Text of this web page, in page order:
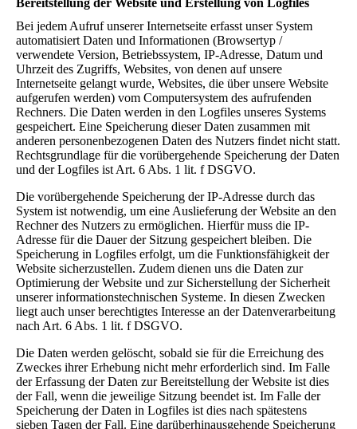
Bei jedem Aufruf unserer Internetseite erfasst unser System
automatisiert Daten und Informationen (Browsertyp /
verwendete Version, Betriebssystem, IP-Adresse, Datum und
Uhrzeit des Zugriffs, Websites, von denen auf unsere
Internetseite gelangt wurde, Websites, die über unsere Website
aufgerufen werden) vom Computersystem des aufrufenden
Rechners. Die Daten werden in den Logfiles unseres Systems
gespeichert. Eine Speicherung dieser Daten zusammen mit
anderen personenbezogenen Daten des Nutzers findet nicht statt.
Rechtsgrundlage für die vorübergehende Speicherung der Daten
und der Logfiles ist Art. 6 Abs. 1 lit. f DSGVO.
Die vorübergehende Speicherung der IP-Adresse durch das
System ist notwendig, um eine Auslieferung der Website an den
Rechner des Nutzers zu ermöglichen. Hierfür muss die IP-
Adresse für die Dauer der Sitzung gespeichert bleiben. Die
Speicherung in Logfiles erfolgt, um die Funktionsfähigkeit der
Website sicherzustellen. Zudem dienen uns die Daten zur
Optimierung der Website und zur Sicherstellung der Sicherheit
unserer informationstechnischen Systeme. In diesen Zwecken
liegt auch unser berechtigtes Interesse an der Datenverarbeitung
nach Art. 6 Abs. 1 lit. f DSGVO.
Die Daten werden gelöscht, sobald sie für die Erreichung des
Zweckes ihrer Erhebung nicht mehr erforderlich sind. Im Falle
der Erfassung der Daten zur Bereitstellung der Website ist dies
der Fall, wenn die jeweilige Sitzung beendet ist. Im Falle der
Speicherung der Daten in Logfiles ist dies nach spätestens
sieben Tagen der Fall. Eine darüberhinausgehende Speicherung